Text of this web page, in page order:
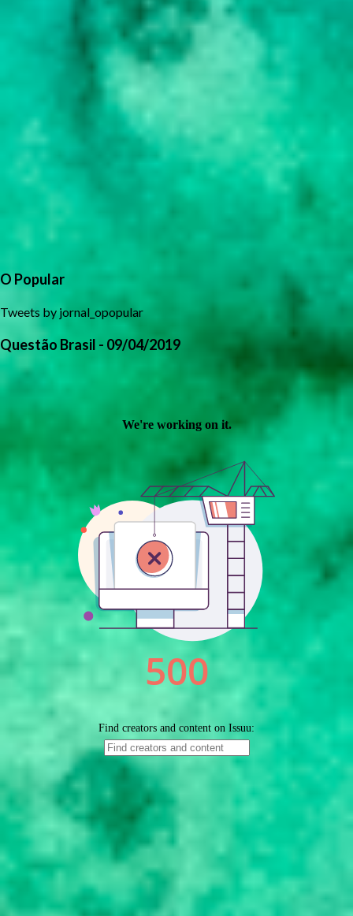
O Popular
Tweets by jornal_opopular
Questão Brasil - 09/04/2019